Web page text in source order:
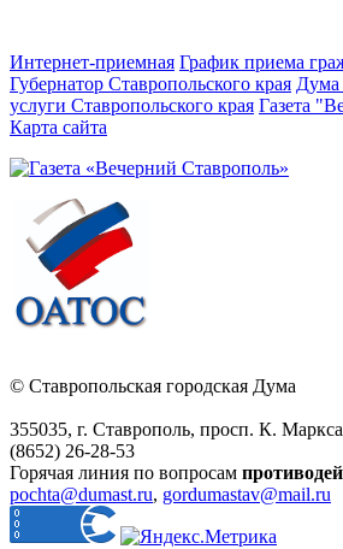
Интернет-приемная График приема
Губернатор Ставропольского края Дума
услуги Ставропольского края Газета
Карта сайта
© Ставропольская городская Дума
355035, г. Ставрополь, просп. К.
(8652) 26-28-53
Горячая линия по вопросам
pochta@dumast.ru, gordumastav@mail.ru